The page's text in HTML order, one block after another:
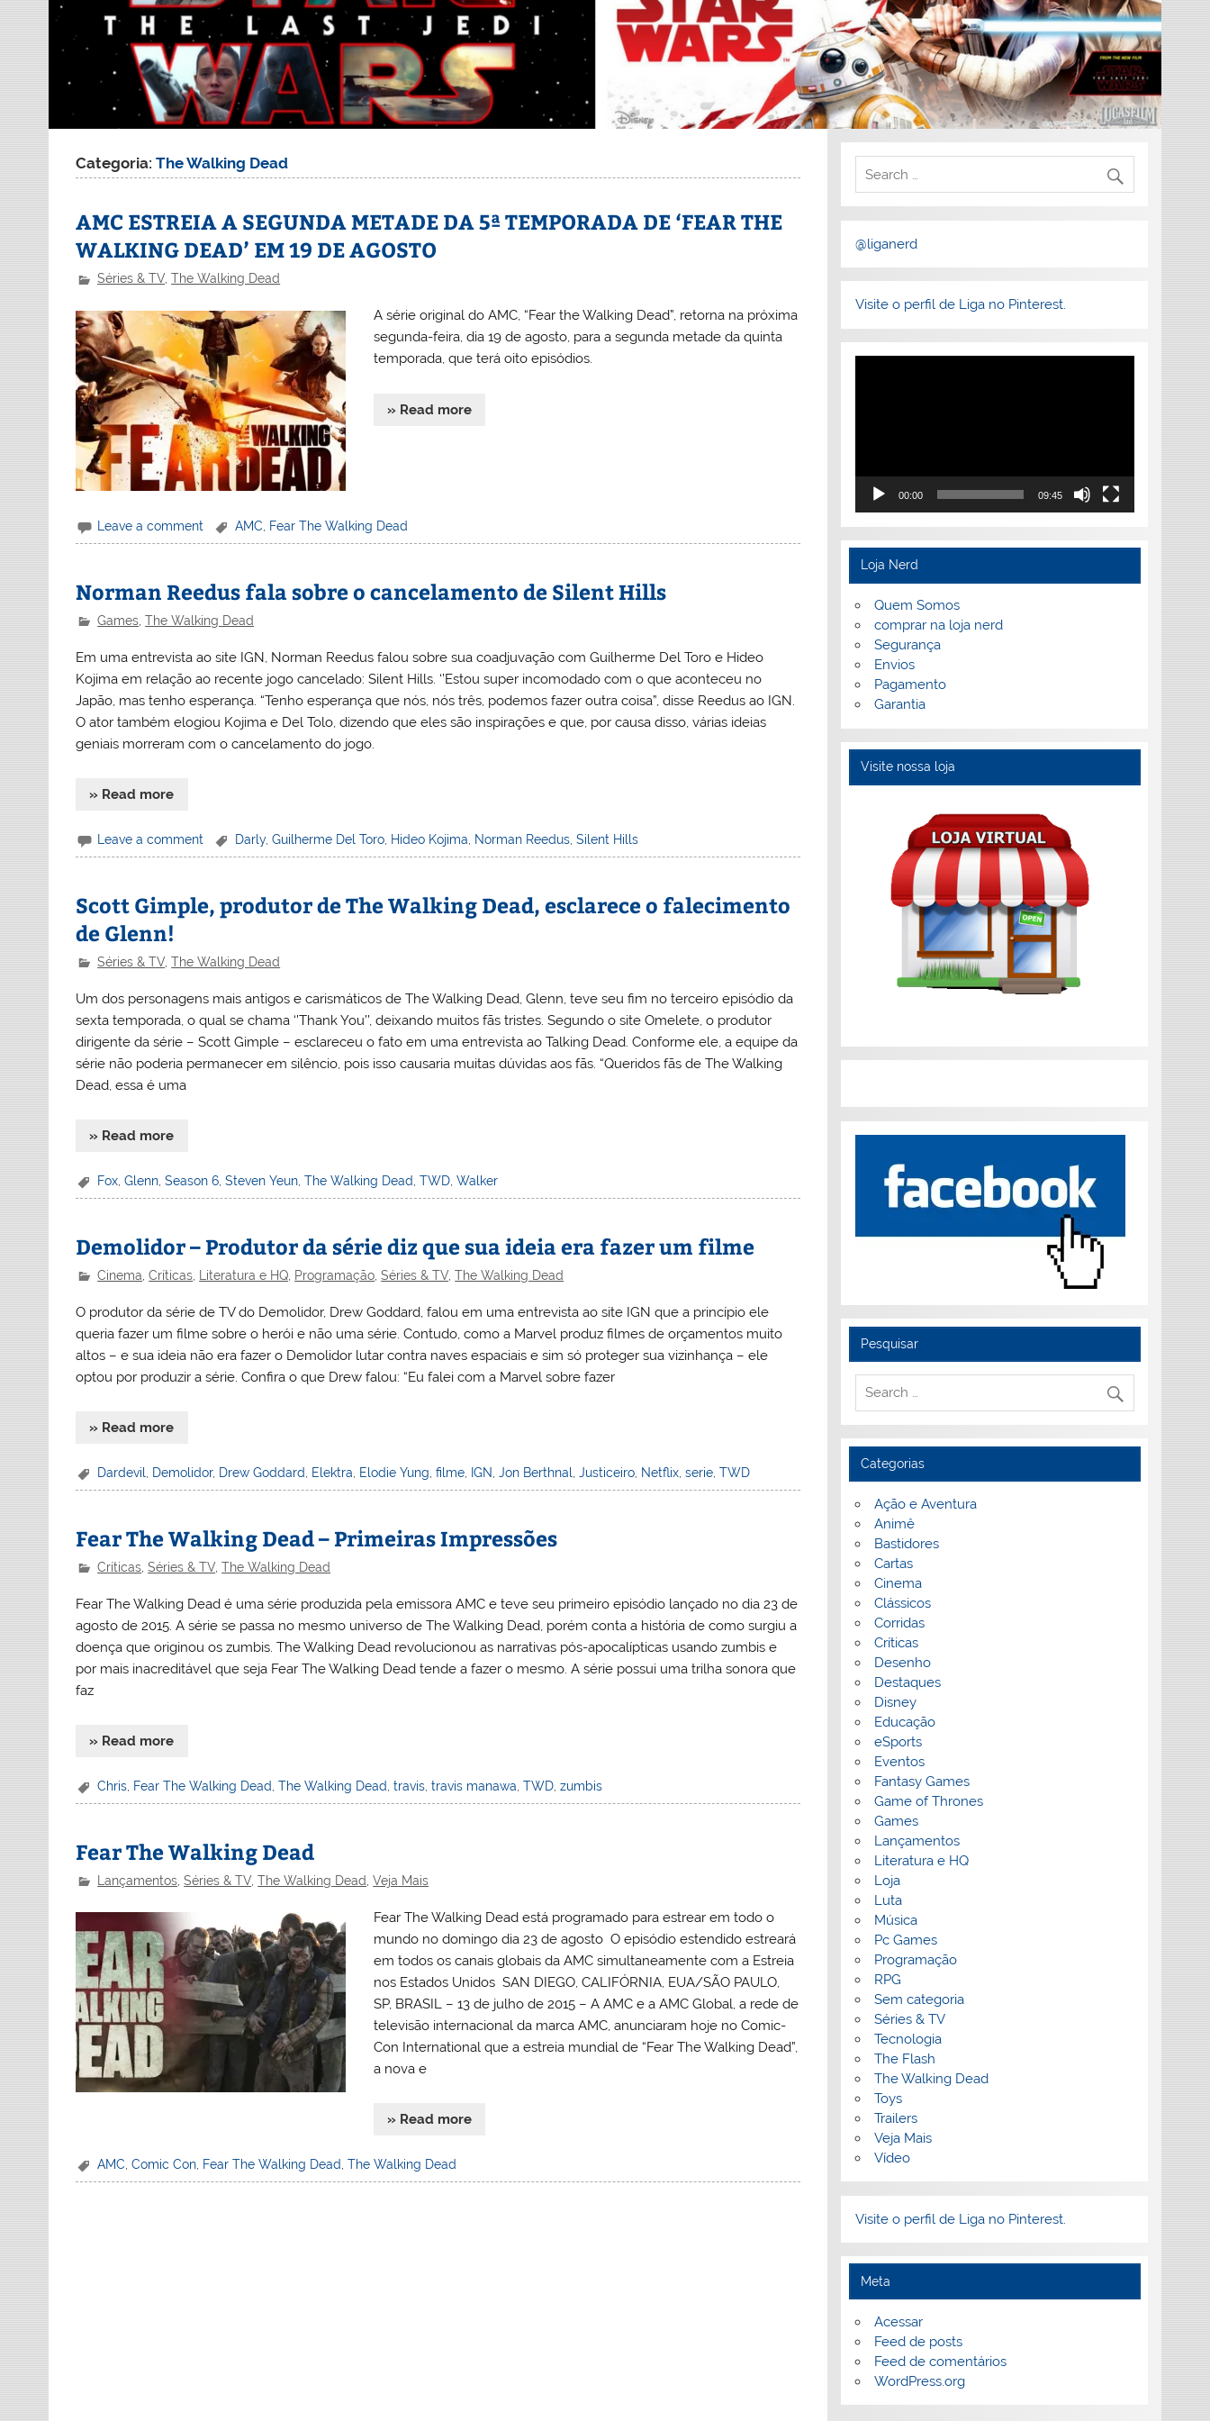
Categoria:The Walking Dead
AMC ESTREIA A SEGUNDA METADE DA 5ª TEMPORADA DE ‘FEAR THE
WALKING DEAD’ EM 19 DE AGOSTO
Séries & TV,The Walking Dead
A série original do AMC, “Fear the Walking Dead”, retorna na próxima
segunda-feira, dia 19 de agosto, para a segunda metade da quinta
temporada, que terá oito episódios.
» Read more
Leave a comment AMC Fear The Walking Dead
Norman Reedus fala sobre o cancelamento de Silent Hills
Games ,The Walking Dead
Em uma entrevista ao site IGN, Norman Reedus falou sobre sua coadjuvação com Guilherme Del Toro e Hideo
Kojima em relação ao recente jogo cancelado: Silent Hills. ‘’Estou super incomodado com o que aconteceu no
Japão, mas tenho esperança. “Tenho esperança que nós, nós três, podemos fazer outra coisa”, disse Reedus ao IGN.
O ator também elogiou Kojima e Del Tolo, dizendo que eles são inspirações e que, por causa disso, várias ideias
geniais morreram com o cancelamento do jogo.
» Read more
Leave a comment Darly, Guilherme Del Toro, Hideo Kojima Norman Reedus, Silent Hills
Scott Gimple, produtor de The Walking Dead, esclarece o falecimento
de Glenn!
Séries & TV,The Walking Dead
Um dos personagens mais antigos e carismáticos de The Walking Dead, Glenn, teve seu fim no terceiro episódio da
sexta temporada, o qual se chama ‘’Thank You’’, deixando muitos fãs tristes. Segundo o site Omelete, o produtor
dirigente da série – Scott Gimple – esclareceu o fato em uma entrevista ao Talking Dead. Conforme ele, a equipe da
série não poderia permanecer em silêncio, pois isso causaria muitas dúvidas aos fãs. “Queridos fãs de The Walking
Dead, essa é uma
» Read more
Fox ,Glenn ,Season 6 ,Steven Yeun ,The Walking Dead ,TWD ,Walker
Demolidor – Produtor da série diz que sua ideia era fazer um filme
Cinema ,Críticas Literatura e HQ Programação ,Séries & TV,The Walking Dead
O produtor da série de TV do Demolidor, Drew Goddard, falou em uma entrevista ao site IGN que a princípio ele
queria fazer um filme sobre o herói e não uma série. Contudo, como a Marvel produz filmes de orçamentos muito
altos – e sua ideia não era fazer o Demolidor lutar contra naves espaciais e sim só proteger sua vizinhança – ele
optou por produzir a série. Confira o que Drew falou: “Eu falei com a Marvel sobre fazer
» Read more
Dardevil Demolidor, Drew Goddard Elektra Elodie Yung ,filme IGN ,Jon Berthnal ,Justiceiro Netflix ,serie ,TWD
Fear The Walking Dead – Primeiras Impressões
Críticas ,Séries & TV,The Walking Dead
Fear The Walking Dead é uma série produzida pela emissora AMC e teve seu primeiro episódio lançado no dia 23 de
agosto de 2015. A série se passa no mesmo universo de The Walking Dead, porém conta a história de como surgiu a
doença que originou os zumbis. The Walking Dead revolucionou as narrativas pós-apocalípticas usando zumbis e
por mais inacreditável que seja Fear The Walking Dead tende a fazer o mesmo. A série possui uma trilha sonora que
faz
» Read more
Chris Fear The Walking Dead ,The Walking Dead ,travis ,travis manawa ,TWD ,zumbis
Fear The Walking Dead
Lançamentos ,Séries & TV,The Walking Dead ,Veja Mais
Fear The Walking Dead está programado para estrear em todo o
mundo no domingo dia 23 de agosto O episódio estendido estreará
em todos os canais globais da AMC simultaneamente com a Estreia
nos Estados Unidos SAN DIEGO, CALIFÓRNIA, EUA/SÃO PAULO,
SP, BRASIL – 13 de julho de 2015 – A AMC e a AMC Global, a rede de
televisão internacional da marca AMC, anunciaram hoje no Comic-
Con International que a estreia mundial de “Fear The Walking Dead”,
a nova e
» Read more
AMC ,Comic Con Fear The Walking Dead ,The Walking Dead
@liganerd
Visite o perfil de Liga no Pinterest.
Tocador
00:00 09:45
Loja Nerd
Quem Somos
comprar na loja nerd
Segurança
Envios
Pagamento
Garantia
Visite nossa loja
Pesquisar
Categorias
Ação e Aventura
Animê
Bastidores
Cartas
Cinema
Clássicos
Corridas
Críticas
Desenho
Destaques
Disney
Educação
eSports
Eventos
Fantasy Games
Game of Thrones
Games
Lançamentos
Literatura e HQ
Loja
Luta
Música
Pc Games
Programação
RPG
Sem categoria
Séries & TV
Tecnologia
The Flash
The Walking Dead
Toys
Trailers
Veja Mais
Vídeo
Visite o perfil de Liga no Pinterest.
Meta
Acessar
Feed de posts
Feed de comentários
WordPress.org